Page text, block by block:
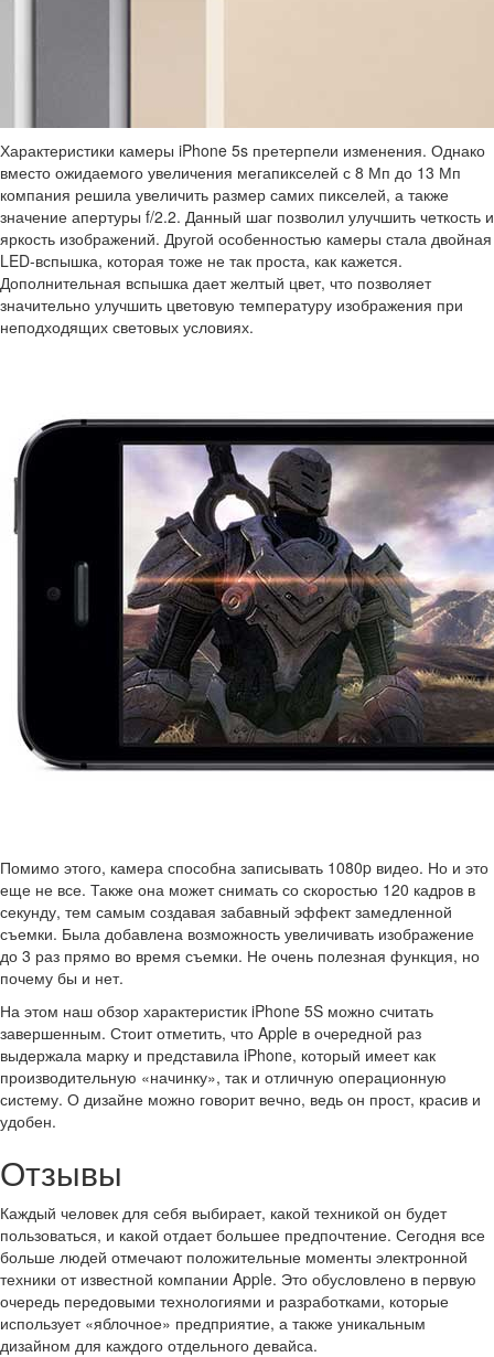
Характеристики камеры iPhone 5s претерпели изменения. Однако
вместо ожидаемого увеличения мегапикселей с 8 Мп до 13 Мп
компания решила увеличить размер самих пикселей, а также
значение апертуры f/2.2. Данный шаг позволил улучшить четкость и
яркость изображений. Другой особенностью камеры стала двойная
LED-вспышка, которая тоже не так проста, как кажется.
Дополнительная вспышка дает желтый цвет, что позволяет
значительно улучшить цветовую температуру изображения при
неподходящих световых условиях.
Помимо этого, камера способна записывать 1080p видео. Но и это
еще не все. Также она может снимать со скоростью 120 кадров в
секунду, тем самым создавая забавный эффект замедленной
съемки. Была добавлена возможность увеличивать изображение
до 3 раз прямо во время съемки. Не очень полезная функция, но
почему бы и нет.
На этом наш обзор характеристик iPhone 5S можно считать
завершенным. Стоит отметить, что Apple в очередной раз
выдержала марку и представила iPhone, который имеет как
производительную «начинку», так и отличную операционную
систему. О дизайне можно говорит вечно, ведь он прост, красив и
удобен.
Отзывы
Каждый человек для себя выбирает, какой техникой он будет
пользоваться, и какой отдает большее предпочтение. Сегодня все
больше людей отмечают положительные моменты электронной
техники от известной компании Apple. Это обусловлено в первую
очередь передовыми технологиями и разработками, которые
использует «яблочное» предприятие, а также уникальным
дизайном для каждого отдельного девайса.